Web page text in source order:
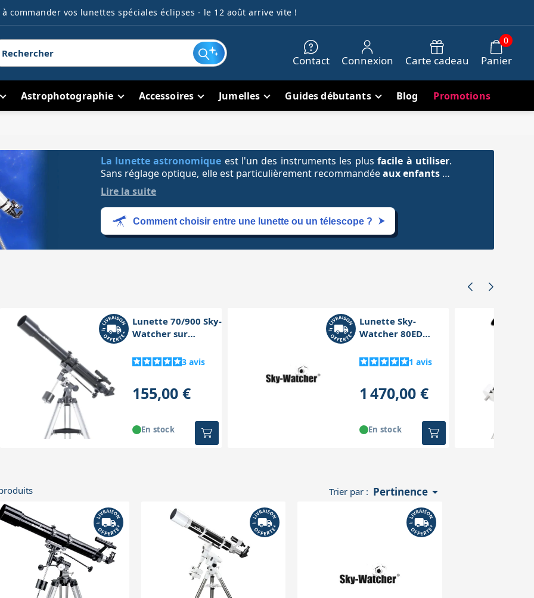
à commander vos lunettes spéciales éclipses - le 12 août arrive vite !
Contact Connexion Carte cadeau Panier
0
Astrophotographie Accessoires Jumelles Guides débutants Blog Promotions
La lunette astronomique est l'un des instruments les plusfacile à utiliser.
Sans réglage optique, elle est particulièrement recommandéeaux enfants et
aux grands débutants
elles sont particulièrement
champ. Elles permettent toutes une observation agréable et surprenante de
la Lune, de Jupiter et de Saturne.
Lire la suite
Comment choisir entre une lunette ou un télescope ? ⮞
Lunette 70/900 Sky-
Watcher sur
3 avis
155,00 €
En stock
Lunette Sky-
Watcher 80ED
EQM-35 Pro Go-To
1 avis
1 470,00 €
En stock
Trier par : Pertinence